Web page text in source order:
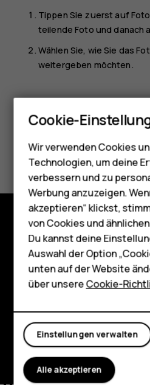
Smartphones
Feature
Telefone für
Zubehör
HMD Terra M
Für
Tablets
Shop
Mein Konto
Tippen Sie zuerst auf
teilende Foto und danach
Wählen Sie, wie Sie das
weitergeben möchten.
Did you find this
Ja Nein
Shop
Planet and people
Support
FacebookInstagram
TiktokYoutube
Cookie-
Wir verwenden Cookies
Technologien, um deine
verbessern und zu
Werbung anzuzeigen.
akzeptieren“ klickst,
von Cookies und
Du kannst deine
Auswahl der Option
unten auf der Website
über unsereCookie-
Einstellungen verwalten
Alle akzeptieren